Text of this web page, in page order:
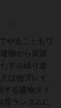
やることもワ
物から資源
すら繰り返
ば他プレイ
する建物タイ
ランダムに